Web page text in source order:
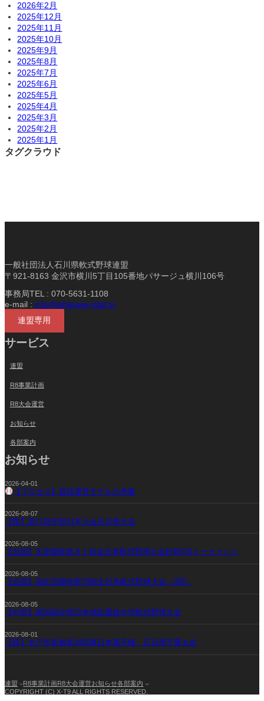
2026年2月
2025年12月
2025年11月
2025年10月
2025年9月
2025年8月
2025年7月
2025年6月
2025年5月
2025年4月
2025年3月
2025年2月
2025年1月
タグクラウド
一般社団法人石川県軟式野球連盟
〒921-8163 金沢市横川5丁目105番地パサージュ横川106号
事務局TEL : 070-5631-1108
e-mail : info@ishikawa-jsbb.jp
連盟専用
サービス
連盟
R8事業計画
R8大会運営
お知らせ
各部案内
お知らせ
2026-04-01
【プロセス】競技運営モデルの考案
2026-08-07
【県】第71回中部日本大会石川県大会
2026-08-05
【全国】天皇賜杯第８１回全日本軟式野球大会ENEOSトーナメント
2026-08-05
【全国】高松宮賜杯第70回全日本軟式野球大会（2部）
2026-08-05
【中部】第56回中部日本地区選抜中学軟式野球大会
2026-08-01
【県】水戸市長旗第34回東日本選手権 石川県予選大会
連盟 R8事業計画R8大会運営お知らせ各部案内
COPYRIGHT (C) X-T9 ALL RIGHTS RESERVED.